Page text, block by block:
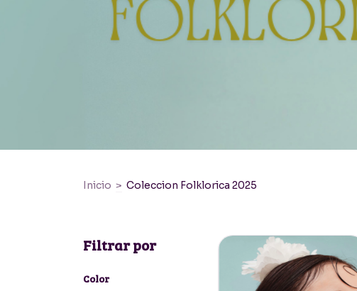
Inicio > Coleccion Folklorica 2025
Filtrar por
Color